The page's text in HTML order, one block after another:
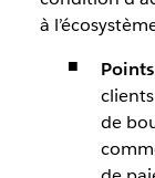
à
de